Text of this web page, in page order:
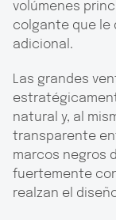
volúmenes
colgante que le
adicional.
Las grandes
natural y, al
transparente
marcos negros
fuertemente
realzan el